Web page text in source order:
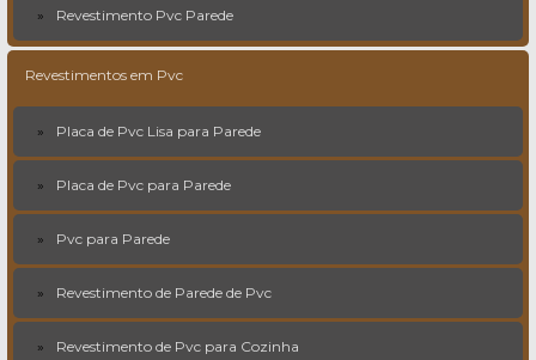
Revestimento Pvc Parede
Revestimentos em Pvc
Placa de Pvc Lisa para Parede
Placa de Pvc para Parede
Pvc para Parede
Revestimento de Parede de Pvc
Revestimento de Pvc para Cozinha